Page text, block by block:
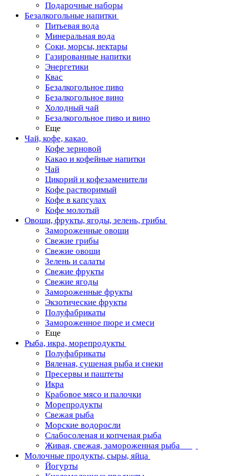
Подарочные наборы
Безалкогольные напитки
Питьевая вода
Минеральная вода
Соки, морсы, нектары
Газированные напитки
Энергетики
Квас
Безалкогольное пиво
Безалкогольное вино
Холодный чай
Безалкогольное пиво и вино
Еще
Чай, кофе, какао
Кофе зерновой
Какао и кофейные напитки
Чай
Цикорий и кофезаменители
Кофе растворимый
Кофе в капсулах
Кофе молотый
Овощи, фрукты, ягоды, зелень, грибы
Замороженные овощи
Свежие грибы
Свежие овощи
Зелень и салаты
Свежие фрукты
Свежие ягоды
Замороженные фрукты
Экзотические фрукты
Полуфабрикаты
Замороженное пюре и смеси
Еще
Рыба, икра, морепродукты
Полуфабрикаты
Вяленая, сушеная рыба и снеки
Пресервы и паштеты
Икра
Крабовое мясо и палочки
Морепродукты
Свежая рыба
Морские водоросли
Слабосоленая и копченая рыба
Живая, свежая, замороженная рыба
Молочные продукты, сыры, яйца
Йогурты